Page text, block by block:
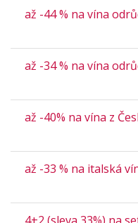
až -44 % na vína
až -34 % na vína
až -40% na vína z
až -33 % na italská